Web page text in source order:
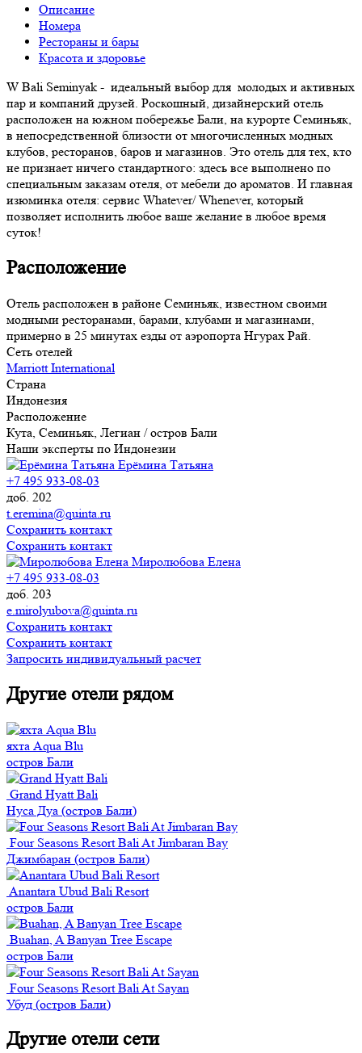
Описание
Номера
Рестораны и бары
Красота и здоровье
W Bali Seminyak - идеальный выбор для молодых и активных
пар и компаний друзей. Роскошный, дизайнерский отель
расположен на южном побережье Бали, на курорте Семиньяк,
в непосредственной близости от многочисленных модных
клубов, ресторанов, баров и магазинов. Это отель для тех, кто
не признает ничего стандартного: здесь все выполнено по
специальным заказам отеля, от мебели до ароматов. И главная
изюминка отеля: сервис Whatever/ Whenever, который
позволяет исполнить любое ваше желание в любое время
суток!
Расположение
Отель расположен в районе Семиньяк, известном своими
модными ресторанами, барами, клубами и магазинами,
примерно в 25 минутах езды от аэропорта Нгурах Рай.
Сеть отелей
Marriott International
Страна
Индонезия
Расположение
Кута, Семиньяк, Легиан / остров Бали
Наши эксперты по Индонезии
Ерёмина Татьяна
+7 495 933-08-03
доб. 202
t.eremina@quinta.ru
Сохранить контакт
Сохранить контакт
Миролюбова Елена
+7 495 933-08-03
доб. 203
e.mirolyubova@quinta.ru
Сохранить контакт
Сохранить контакт
Запросить индивидуальный расчет
Другие отели рядом
яхта Aqua Blu
остров Бали
Grand Hyatt Bali
Нуса Дуа (остров Бали)
Four Seasons Resort Bali At Jimbaran Bay
Джимбаран (остров Бали)
Anantara Ubud Bali Resort
остров Бали
Buahan, A Banyan Tree Escape
остров Бали
Four Seasons Resort Bali At Sayan
Убуд (остров Бали)
Другие отели сети